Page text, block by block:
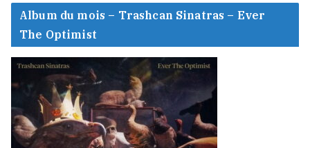
Album du mois – Trashcan Sinatras – Ever
The Optimist